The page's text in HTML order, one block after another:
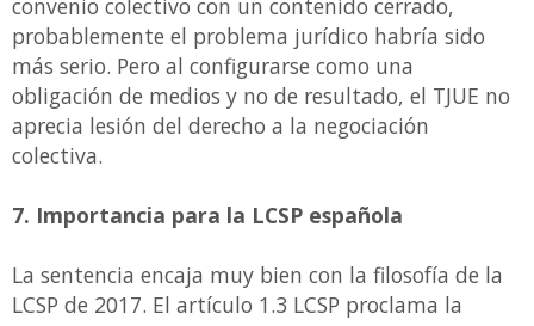
convenio colectivo con un contenido cerrado,
probablemente el problema jurídico habría sido
más serio. Pero al configurarse como una
obligación de medios y no de resultado, el TJUE no
aprecia lesión del derecho a la negociación
colectiva.
7. Importancia para la LCSP española
La sentencia encaja muy bien con la filosofía de la
LCSP de 2017. El artículo 1.3 LCSP proclama la